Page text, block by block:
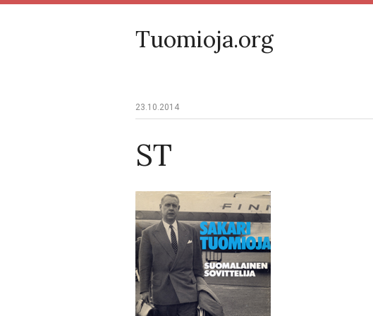
Tuomioja.org
23.10.2014
ST